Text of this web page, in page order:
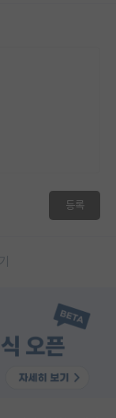
등록